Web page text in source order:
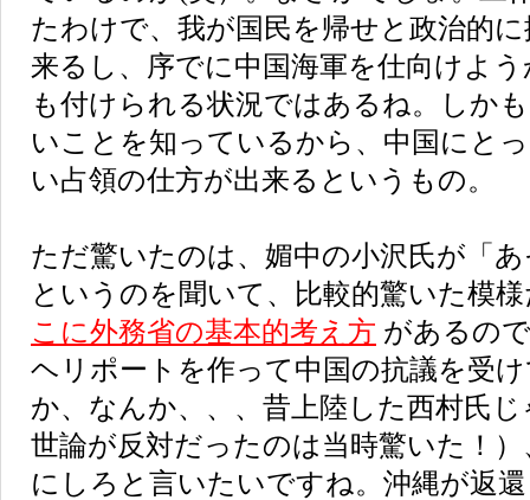
たわけで、我が国民を帰せと政治的
来るし、序でに中国海軍を仕向けよ
も付けられる状況ではあるね。しか
いことを知っているから、中国にと
い占領の仕方が出来るというもの。
ただ驚いたのは、媚中の小沢氏が「
というのを聞いて、比較的驚いた模
こに外務省の基本的考え方 があるの
ヘリポートを作って中国の抗議を受
か、なんか、、、昔上陸した西村氏
世論が反対だったのは当時驚いた！
にしろと言いたいですね。沖縄が返